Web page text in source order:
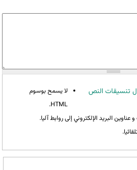
تنسيقات النص
لا يسمح بوسوم
HTML.
البريد الإلكتروني إلى روابط آليا.